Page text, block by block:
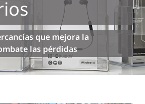
que mejora la
las pérdidas